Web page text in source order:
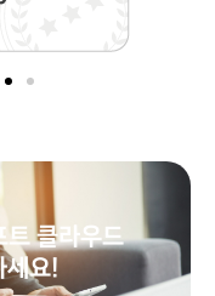
트 클라우드
세요!